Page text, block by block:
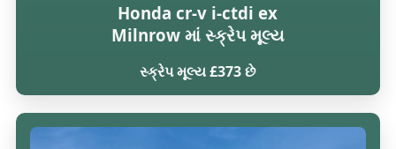
Honda cr-v i-ctdi ex
Milnrow માં સ્ક્રેપ મૂલ્ય
સ્ક્રેપ મૂલ્ય £373 છે